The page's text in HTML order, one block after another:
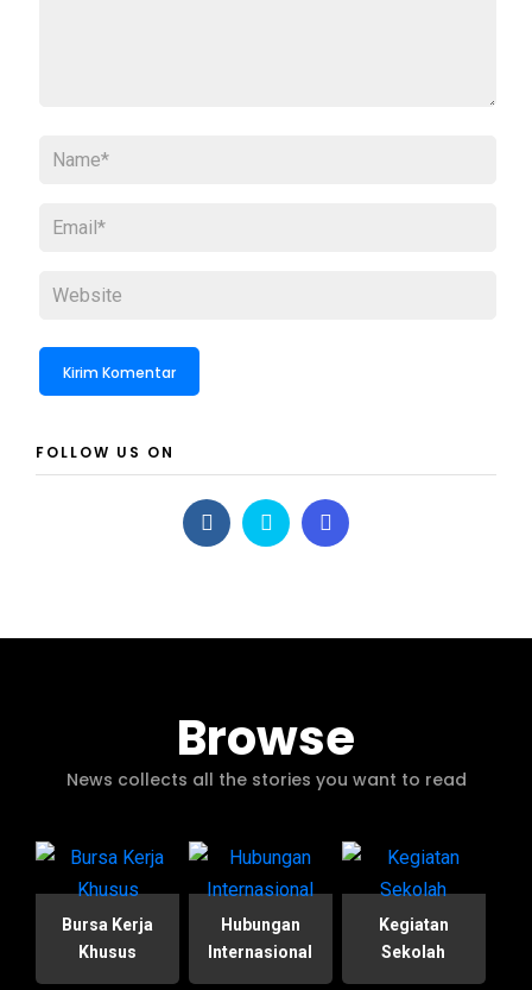
FOLLOW US ON
Browse
News collects all the stories you want to read
Bursa Kerja
Khusus
Hubungan
Internasional
Kegiatan
Sekolah